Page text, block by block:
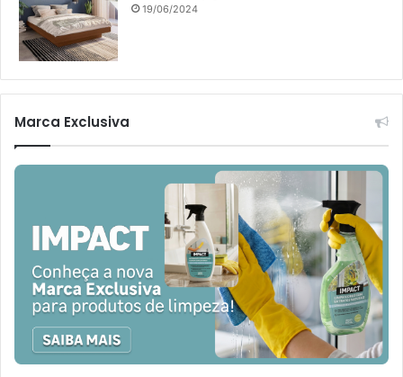
19/06/2024
Marca Exclusiva